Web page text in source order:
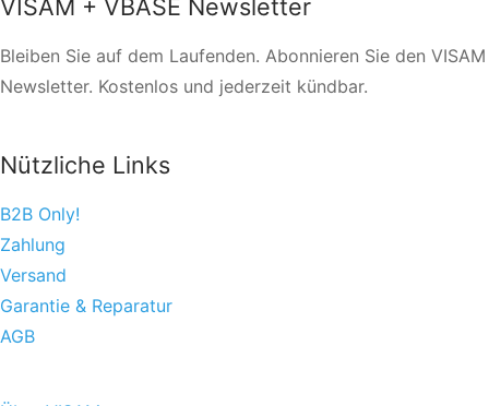
VISAM + VBASE Newsletter
Bleiben Sie auf dem Laufenden. Abonnieren Sie den VISAM
Newsletter. Kostenlos und jederzeit kündbar.
Nützliche Links
B2B Only!
Zahlung
Versand
Garantie & Reparatur
AGB